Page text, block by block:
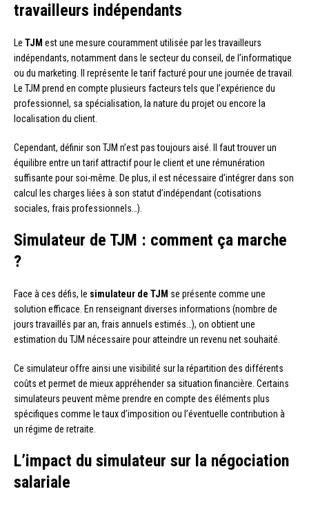
travailleurs indépendants
Le TJM est une mesure couramment utilisée par les travailleurs
indépendants, notamment dans le secteur du conseil, de l’informatique
ou du marketing. Il représente le tarif facturé pour une journée de travail.
Le TJM prend en compte plusieurs facteurs tels que l’expérience du
professionnel, sa spécialisation, la nature du projet ou encore la
localisation du client.
Cependant, définir son TJM n’est pas toujours aisé. Il faut trouver un
équilibre entre un tarif attractif pour le client et une rémunération
suffisante pour soi-même. De plus, il est nécessaire d’intégrer dans son
calcul les charges liées à son statut d’indépendant (cotisations
sociales, frais professionnels…).
Simulateur de TJM : comment ça marche
?
Face à ces défis, le simulateur de TJM se présente comme une
solution efficace. En renseignant diverses informations (nombre de
jours travaillés par an, frais annuels estimés…), on obtient une
estimation du TJM nécessaire pour atteindre un revenu net souhaité.
Ce simulateur offre ainsi une visibilité sur la répartition des différents
coûts et permet de mieux appréhender sa situation financière. Certains
simulateurs peuvent même prendre en compte des éléments plus
spécifiques comme le taux d’imposition ou l’éventuelle contribution à
un régime de retraite.
L’impact du simulateur sur la négociation
salariale